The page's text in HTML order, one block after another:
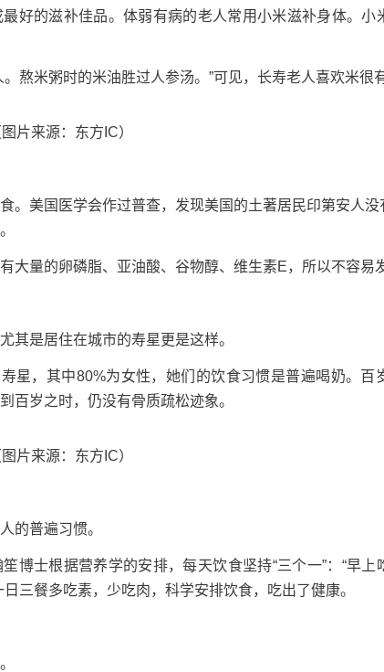
好的滋补佳品。体弱有病的老人常用小米滋补身体。小
熬米粥时的米油胜过人参汤。”可见，长寿老人喜欢米很
片来源：东方IC）
。美国医学会作过普查，发现美国的土著居民印第安人
大量的卵磷脂、亚油酸、谷物醇、维生素E，所以不容易
其是居住在城市的寿星更是这样。
星，其中80%为女性，她们的饮食习惯是普遍喝奶。百
百岁之时，仍没有骨质疏松迹象。
片来源：东方IC）
的普遍习惯。
博士根据营养学的安排，每天饮食坚持“三个一”：“早
三餐多吃素，少吃肉，科学安排饮食，吃出了健康。